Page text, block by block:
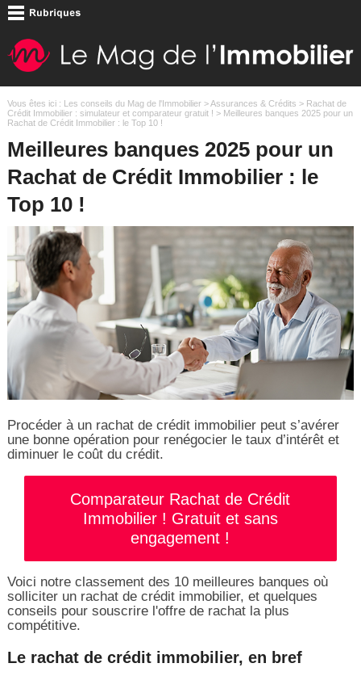
Vous êtes ici : Les conseils du Mag de l'Immobilier>Assurances & Crédits > Rachat de
Crédit Immobilier : simulateur et comparateur gratuit ! > Meilleures banques 2025 pour un
Rachat de Crédit Immobilier : le Top 10 !
Meilleures banques 2025 pour un
Rachat de Crédit Immobilier : le
Top 10 !
Procéder à un rachat de crédit immobilier peut s’avérer
une bonne opération pour renégocier le taux d’intérêt et
diminuer le coût du crédit.
Comparateur Rachat de Crédit
Immobilier ! Gratuit et sans
engagement !
Voici notre classement des 10 meilleures banques où
solliciter un rachat de crédit immobilier, et quelques
conseils pour souscrire l'offre de rachat la plus
compétitive.
Le rachat de crédit immobilier, en bref